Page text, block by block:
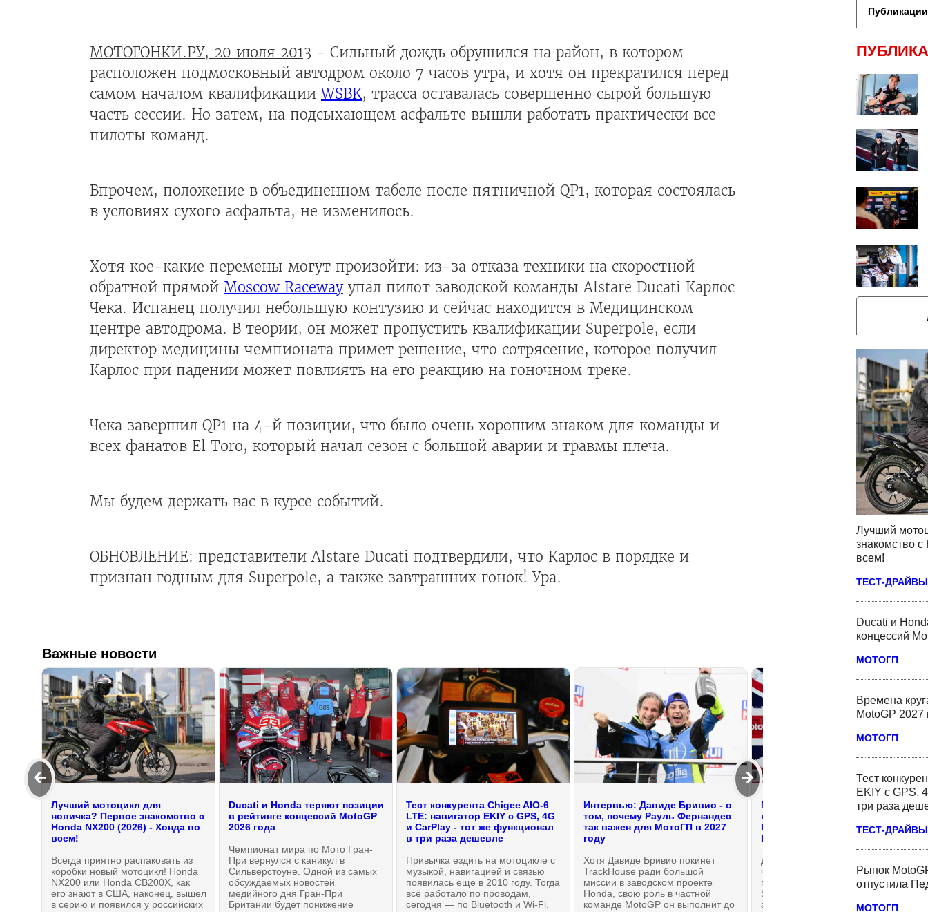
Лучший
знакомство
всем!
ТЕСТ-ДРАЙВЫ
Ducati и
концессий
МОТОГП
Времена
MotoGP
МОТОГП
Тест
EKIY с GPS,
три раза
ТЕСТ-ДРАЙВЫ
Рынок
отпустила
МОТОГП
МОТОГОНКИ.РУ, 20 июля 2013 - Сильный дождь обрушился на район, в котором
расположен подмосковный автодром около 7 часов утра, и хотя он прекратился перед
самом началом квалификацииWSBK, трасса оставалась совершенно сырой большую
часть сессии. Но затем, на подсыхающем асфальте вышли работать практически все
пилоты команд.
Впрочем, положение в объединенном табеле после пятничной QP1, которая состоялась
в условиях сухого асфальта, не изменилось.
Хотя кое-какие перемены могут произойти: из-за отказа техники на скоростной
обратной прямой Moscow Racewayупал пилот заводской команды Alstare Ducati Карлос
Чека. Испанец получил небольшую контузию и сейчас находится в Медицинском
центре автодрома. В теории, он может пропустить квалификации Superpole, если
директор медицины чемпионата примет решение, что сотрясение, которое получил
Карлос при падении может повлиять на его реакцию на гоночном треке.
Чека завершил QP1 на 4-й позиции, что было очень хорошим знаком для команды и
всех фанатов El Toro, который начал сезон с большой аварии и травмы плеча.
Мы будем держать вас в курсе событий.
ОБНОВЛЕНИЕ: представители Alstare Ducati подтвердили, что Карлос в порядке и
признан годным для Superpole, а также завтрашних гонок! Ура.
Важные новости
🡰 🡲
Лучший мотоцикл для
новичка? Первое знакомство с
Honda NX200 (2026) - Хонда во
всем!
Всегда приятно распаковать из
коробки новый мотоцикл! Honda
NX200 или Honda CB200X, как
его знают в США, наконец, вышел
в серию и появился у российских
Ducati и Honda теряют позиции
в рейтинге концессий MotoGP
2026 года
Чемпионат мира по Мото Гран-
При вернулся с каникул в
Сильверстоуне. Одной из самых
обсуждаемых новостей
медийного дня Гран-При
Британии будет понижение
Тест конкурента Chigee AIO-6
LTE: навигатор EKIY с GPS, 4G
и CarPlay - тот же функционал
в три раза дешевле
Привычка ездить на мотоцикле с
музыкой, навигацией и связью
появилась еще в 2010 году. Тогда
всё работало по проводам,
сегодня — по Bluetooth и Wi-Fi.
Интервью: Давиде Бривио - о
том, почему Рауль Фернандес
так важен для МотоГП в 2027
году
Хотя Давиде Бривио покинет
TrackHouse ради большой
миссии в заводском проекте
Honda, свою роль в частной
команде MotoGP он выполнит до
МотоГП возвращается с
каникул: обзор ситуации перед
Гран-При Великобритании
BritishGP 2026
Длинные летние каникулы в
чемпионате мира по MotoGP
подходят к концу, 7-9 августа на
Silverstone Circuit состоится 12-й
этап Мото Гран-При, который